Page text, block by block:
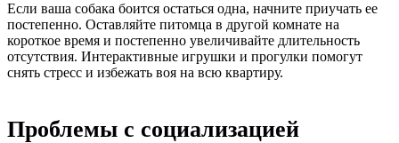
Если ваша собака боится остаться одна, начните приучать ее
постепенно. Оставляйте питомца в другой комнате на
короткое время и постепенно увеличивайте длительность
отсутствия. Интерактивные игрушки и прогулки помогут
снять стресс и избежать воя на всю квартиру.
Проблемы с социализацией